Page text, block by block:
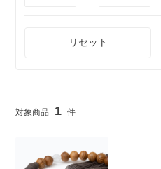
リセット
1